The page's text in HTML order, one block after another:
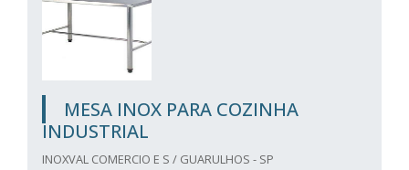
MESA INOX PARA COZINHA
INDUSTRIAL
INOXVAL COMERCIO E S / GUARULHOS - SP